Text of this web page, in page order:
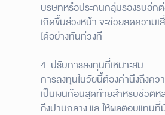
บริษัทหรือประกันกลุ่มรองรับอีกต่
เกิดขึ้นล่วงหน้า จะช่วยลดความเ
ได้อย่างทันท่วงที
4. ปรับการลงทุนที่เหมาะสม
การลงทุนในวัยนี้ต้องคำนึงถึงคว
เป็นเงินก้อนสุดท้ายสำหรับชีวิต
ถึงปานกลาง และให้ผลตอบแทนที่